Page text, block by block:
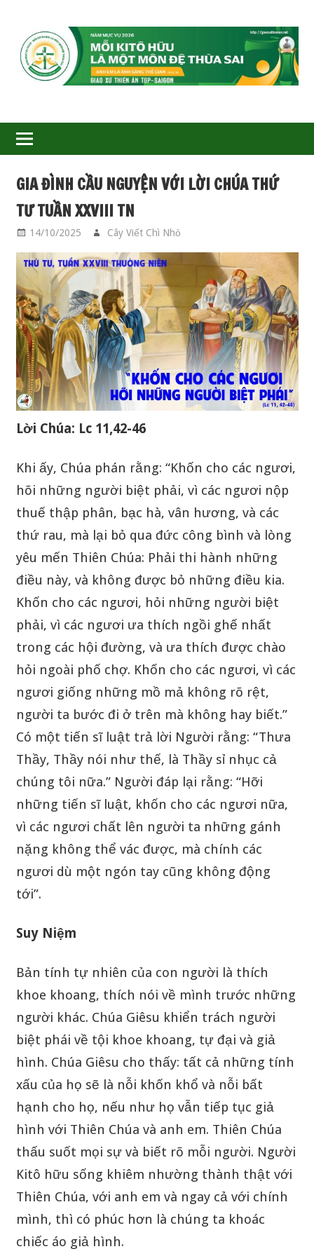
GIÁO
XỨ
THIÊN
ÂN-
TGP
SAIGON
GIA ĐÌNH CẦU NGUYỆN VỚI LỜI CHÚA THỨ
TƯ TUẦN XXVIII TN
14/10/2025 Cây Viết Chì Nhỏ
Lời Chúa: Lc 11,42-46
Khi ấy, Chúa phán rằng: “Khốn cho các ngươi,
hõi những người biệt phải, vì các ngươi nộp
thuế thập phân, bạc hà, vân hương, và các
thứ rau, mà lại bỏ qua đức công bình và lòng
yêu mến Thiên Chúa: Phải thi hành những
điều này, và không được bỏ những điều kia.
Khốn cho các ngươi, hỏi những người biệt
phải, vì các ngươi ưa thích ngồi ghế nhất
trong các hội đường, và ưa thích được chào
hỏi ngoài phố chợ. Khốn cho các ngươi, vì các
ngươi giống những mồ mả không rõ rệt,
người ta bước đi ở trên mà không hay biết.”
Có một tiến sĩ luật trả lời Người rằng: “Thưa
Thầy, Thầy nói như thế, là Thầy sỉ nhục cả
chúng tôi nữa.” Người đáp lại rằng: “Hỡi
những tiến sĩ luật, khốn cho các ngươi nữa,
vì các ngươi chất lên người ta những gánh
nặng không thể vác được, mà chính các
ngươi dù một ngón tay cũng không động
tới”.
Suy Niệm
Bản tính tự nhiên của con người là thích
khoe khoang, thích nói về mình trước những
người khác. Chúa Giêsu khiển trách người
biệt phái về tội khoe khoang, tự đại và giả
hình. Chúa Giêsu cho thấy: tất cả những tính
xấu của họ sẽ là nỗi khốn khổ và nỗi bất
hạnh cho họ, nếu như họ vẫn tiếp tục giả
hình với Thiên Chúa và anh em. Thiên Chúa
thấu suốt mọi sự và biết rõ mỗi người. Người
Kitô hữu sống khiêm nhường thành thật với
Thiên Chúa, với anh em và ngay cả với chính
mình, thì có phúc hơn là chúng ta khoác
chiếc áo giả hình.